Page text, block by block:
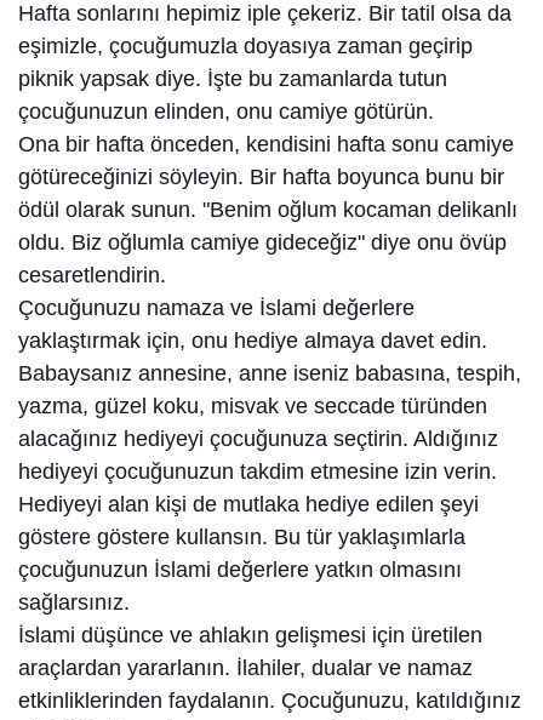
Hafta sonlarını hepimiz iple çekeriz. Bir tatil olsa da
eşimizle, çocuğumuzla doyasıya zaman geçirip
piknik yapsak diye. İşte bu zamanlarda tutun
çocuğunuzun elinden, onu camiye götürün.
Ona bir hafta önceden, kendisini hafta sonu camiye
götüreceğinizi söyleyin. Bir hafta boyunca bunu bir
ödül olarak sunun. "Benim oğlum kocaman delikanlı
oldu. Biz oğlumla camiye gideceğiz" diye onu övüp
cesaretlendirin.
Çocuğunuzu namaza ve İslami değerlere
yaklaştırmak için, onu hediye almaya davet edin.
Babaysanız annesine, anne iseniz babasına, tespih,
yazma, güzel koku, misvak ve seccade türünden
alacağınız hediyeyi çocuğunuza seçtirin. Aldığınız
hediyeyi çocuğunuzun takdim etmesine izin verin.
Hediyeyi alan kişi de mutlaka hediye edilen şeyi
göstere göstere kullansın. Bu tür yaklaşımlarla
çocuğunuzun İslami değerlere yatkın olmasını
sağlarsınız.
İslami düşünce ve ahlakın gelişmesi için üretilen
araçlardan yararlanın. İlahiler, dualar ve namaz
etkinliklerinden faydalanın. Çocuğunuzu, katıldığınız